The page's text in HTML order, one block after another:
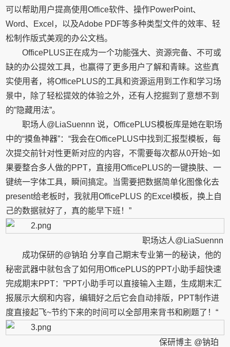
可以帮助用户提高使用Office软件、操作PowerPoint、
Word、Excel，以及Adobe PDF等多种类型文件的效率、轻
松制作版式美观的办公文档。
OfficePLUS正在成为一个功能强大、资源完备、不可或
缺的办公提效工具，也赢得了更多用户了解和青睐。这些真
实使用者，将OfficePLUS的工具和资源运用到工作和学习场
景中，除了轻松提效的体验之外，还有人挖掘到了意想不到
的”隐藏用法”。
职场人@LiaSuennn 说，OfficePLUS模板库是她在职场
中的“摸鱼神器”：“我会在OfficePLUS中找到汇报型模板，每
次提交前针对性更新对应的内容，不需要每次都从0开始~如
果要整合多人做的PPT，直接用OfficePLUS的一键换肤、一
键统一字体工具，瞬间搞定。当需要把数据简单化图像化去
present给老板时，我就用OfficePLUS 的Excel模板，换上自
己的数据就好了，真的能早下班！”
职场达人@LiaSuennn
成功保研的@钠珀 分享自己期末专业第一的秘诀，他的
秘密武器中就包含了如何用OfficePLUS的PPT小助手超快速
完成期末PPT：”PPT小助手可以直接输入主题，生成期末汇
报展示大纲和内容，编辑好之后它会自动排版，PPT制作进
度直接起飞~节约下来的时间可以全部用来背书和刷题了！“
保研博主 @钠珀